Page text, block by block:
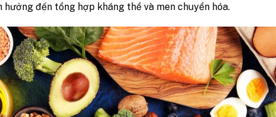
hưởng đến tổng hợp kháng thể và men chuyển hóa.